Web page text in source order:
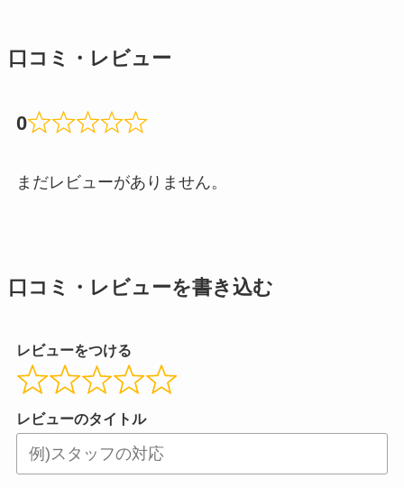
口コミ・レビュー
0
まだレビューがありません。
口コミ・レビューを書き込む
レビューをつける
レビューのタイトル